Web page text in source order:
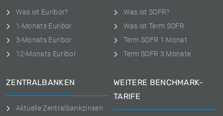
Was ist Euribor?
1-Monats Euribor
3-Monats Euribor
12-Monats Euribor
Was ist SOFR?
Was ist Term SOFR
Term SOFR 1 Monat
Term SOFR 3 Monate
ZENTRALBANKEN
Aktuelle Zentralbankzinsen
WEITERE BENCHMARK-
TARIFE